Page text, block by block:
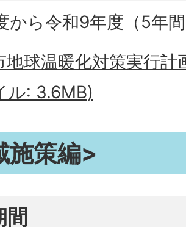
から令和9年度（5年
地球温暖化対策実行計
ル: 3.6MB)
施策編>
間